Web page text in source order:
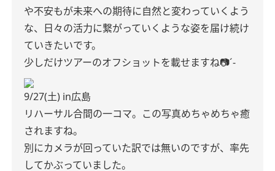
や不安もが未来への期待に自然と変わっていくよう
な、日々の活力に繋がっていくような姿を届け続け
ていきたいです。
少しだけツアーのオフショットを載せますね📷´-
9/27(土) in広島
リハーサル合間の一コマ。この写真めちゃめちゃ癒
されますね。
別にカメラが回っていた訳では無いのですが、率先
してかぶっていました。